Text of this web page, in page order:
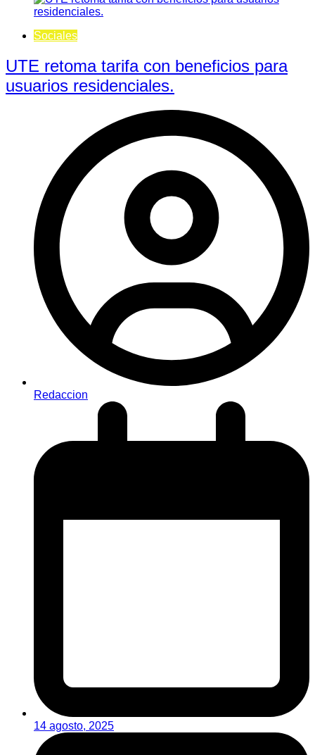
Sociales
UTE retoma tarifa con beneficios para
usuarios residenciales.
Redaccion
14 agosto, 2025